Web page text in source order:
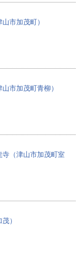
市加茂町）
市加茂町青柳）
（津山市加茂町室
）